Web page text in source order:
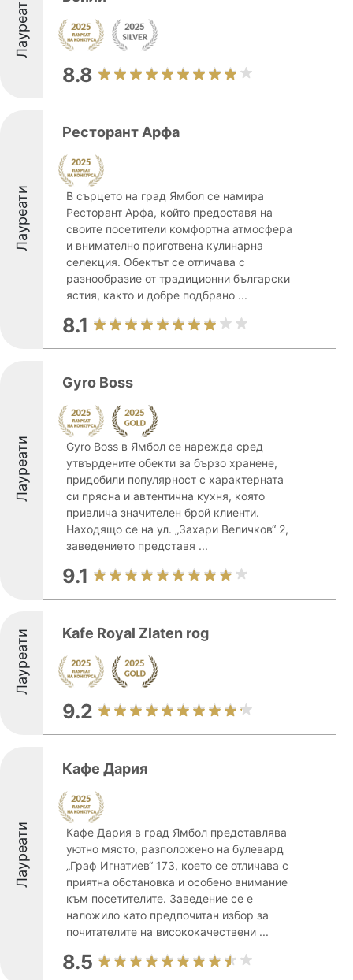
Лауреати
8.8
Лауреати
Ресторант Арфа
В сърцето на град Ямбол се намира
Ресторант Арфа, който предоставя на
своите посетители комфортна атмосфера
и внимателно приготвена кулинарна
селекция. Обектът се отличава с
разнообразие от традиционни български
ястия, както и добре подбрано ...
8.1
Лауреати
Gyro Boss
Gyro Boss в Ямбол се нарежда сред
утвърдените обекти за бързо хранене,
придобили популярност с характерната
си прясна и автентична кухня, която
привлича значителен брой клиенти.
Находящо се на ул. „Захари Величков“ 2,
заведението представя ...
9.1
Лауреати Kafe Royal Zlaten rog
9.2
Лауреати
Кафе Дария
Кафе Дария в град Ямбол представлява
уютно място, разположено на булевард
„Граф Игнатиев“ 173, което се отличава с
приятна обстановка и особено внимание
към посетителите. Заведение се е
наложило като предпочитан избор за
почитателите на висококачествени ...
8.5